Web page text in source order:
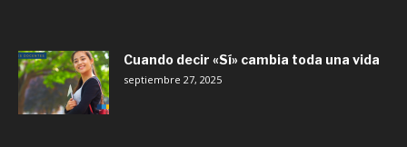
Cuando decir «Sí» cambia toda una vida
septiembre 27, 2025